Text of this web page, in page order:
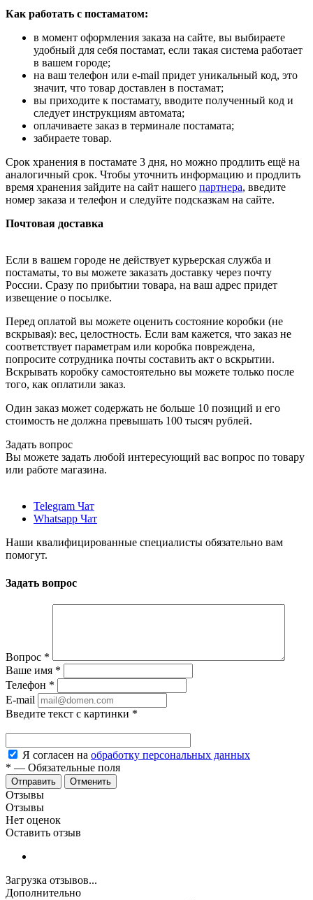
Как работать с постаматом:
в момент оформления заказа на сайте, вы выбираете
удобный для себя постамат, если такая система работает
в вашем городе;
на ваш телефон или e-mail придет уникальный код, это
значит, что товар доставлен в постамат;
вы приходите к постамату, вводите полученный код и
следует инструкциям автомата;
оплачиваете заказ в терминале постамата;
забираете товар.
Срок хранения в постамате 3 дня, но можно продлить ещё на
аналогичный срок. Чтобы уточнить информацию и продлить
время хранения зайдите на сайт нашего партнера, введите
номер заказа и телефон и следуйте подсказкам на сайте.
Почтовая доставка
Если в вашем городе не действует курьерская служба и
постаматы, то вы можете заказать доставку через почту
России. Сразу по прибытии товара, на ваш адрес придет
извещение о посылке.
Перед оплатой вы можете оценить состояние коробки (не
вскрывая): вес, целостность. Если вам кажется, что заказ не
соответствует параметрам или коробка повреждена,
попросите сотрудника почты составить акт о вскрытии.
Вскрывать коробку самостоятельно вы можете только после
того, как оплатили заказ.
Один заказ может содержать не больше 10 позиций и его
стоимость не должна превышать 100 тысяч рублей.
Задать вопрос
Вы можете задать любой интересующий вас вопрос по товару
или работе магазина.
Telegram Чат
Whatsapp Чат
Наши квалифицированные специалисты обязательно вам
помогут.
Задать вопрос
Вопрос *
Ваше имя *
Телефон *
E-mail
Введите текст с картинки *
Я согласен на обработку персональных данных
* — Обязательные поля
Отменить
Отзывы
Отзывы
Нет оценок
Оставить отзыв
Загрузка отзывов...
Дополнительно